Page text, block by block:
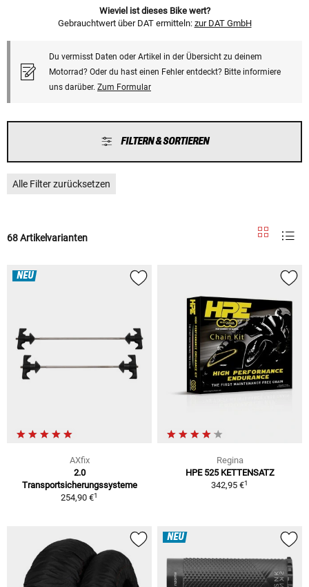
Wieviel ist dieses Bike wert?
Gebrauchtwert über DAT ermitteln: zur DAT GmbH
Du vermisst Daten oder Artikel in der Übersicht zu deinem
Motorrad? Oder du hast einen Fehler entdeckt? Bitte informiere
uns darüber. Zum Formular
FILTERN & SORTIEREN
Alle Filter zurücksetzen
68 Artikelvarianten
NEU
AXfix
2.0
Transportsicherungssysteme
254,90 €1
Regina
HPE 525 KETTENSATZ
342,95 €1
NEU